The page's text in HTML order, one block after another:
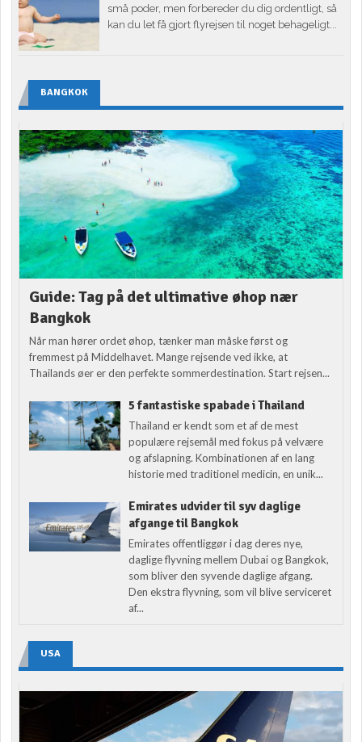
små poder, men forbereder du dig ordentligt, så
kan du let få gjort flyrejsen til noget behageligt...
BANGKOK
Guide: Tag på det ultimative øhop nær
Bangkok
Når man hører ordet øhop, tænker man måske først og
fremmest på Middelhavet. Mange rejsende ved ikke, at
Thailands øer er den perfekte sommerdestination. Start rejsen...
5 fantastiske spabade i Thailand
Thailand er kendt som et af de mest
populære rejsemål med fokus på velvære
og afslapning. Kombinationen af en lang
historie med traditionel medicin, en unik...
Emirates udvider til syv daglige
afgange til Bangkok
Emirates offentliggør i dag deres nye,
daglige flyvning mellem Dubai og Bangkok,
som bliver den syvende daglige afgang.
Den ekstra flyvning, som vil blive serviceret
af...
USA